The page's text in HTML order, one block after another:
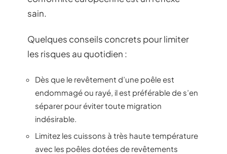
sain.
Quelques conseils concrets pour limiter
les risques au quotidien :
Dès que le revêtement d’une poêle est
endommagé ou rayé, il est préférable de s’en
séparer pour éviter toute migration
indésirable.
Limitez les cuissons à très haute température
avec les poêles dotées de revêtements